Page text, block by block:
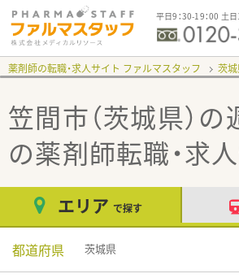
平日9：30-19：00 土
薬剤師の転職・求人サイト ファルマスタッフ 茨
笠間市（茨城県）
の薬剤師転職・求
エリア で探す
都道府県 茨城県